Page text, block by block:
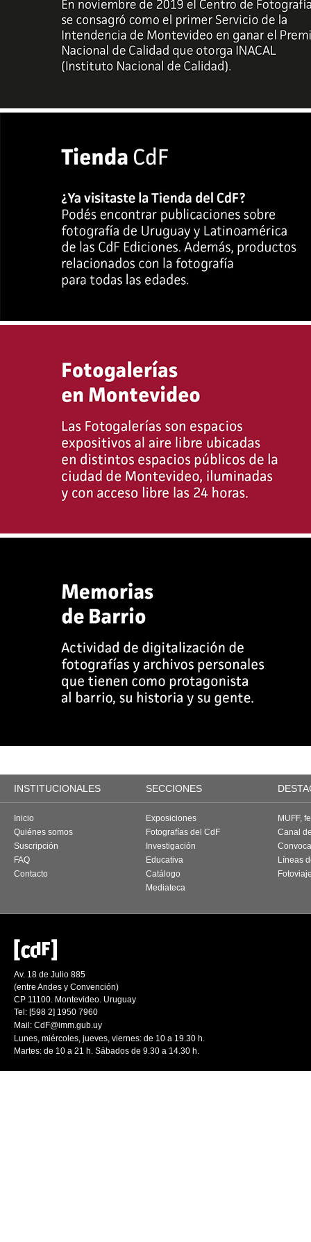
INSTITUCIONALES SECCIONES
Inicio
Quiénes somos
Suscripción
FAQ
Contacto
Exposiciones
Fotografías del CdF
Investigación
Educativa
Catálogo
Mediateca
MUFF,
Canal
Líneas
Av. 18 de Julio 885
(entre Andes y Convención)
CP 11100. Montevideo. Uruguay
Tel: [598 2] 1950 7960
Mail: CdF@imm.gub.uy
Lunes, miércoles, jueves, viernes: de 10 a 19.30 h.
Martes: de 10 a 21 h. Sábados de 9.30 a 14.30 h.